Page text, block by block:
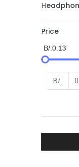
Price
B/.0.13
B/.